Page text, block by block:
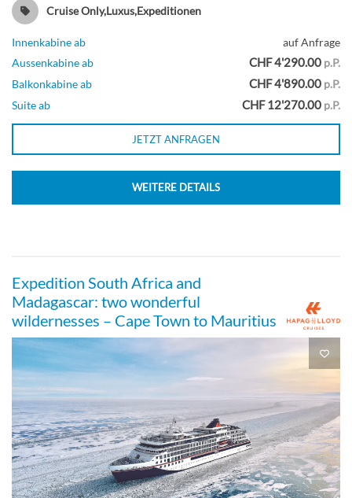
Suite
Guarantee Outside Cabin-[SKAB]
Cruise Only,Luxus,Expeditionen
Innenkabine ab
auf Anfrage
Aussenkabine ab
CHF 4'290.00 p.P.
Balkonkabine ab
CHF 4'890.00 p.P.
Suite ab
CHF 12'270.00 p.P.
JETZT ANFRAGEN
WEITERE DETAILS
Expedition South Africa and
Madagascar: two wonderful
wildernesses – Cape Town to Mauritius